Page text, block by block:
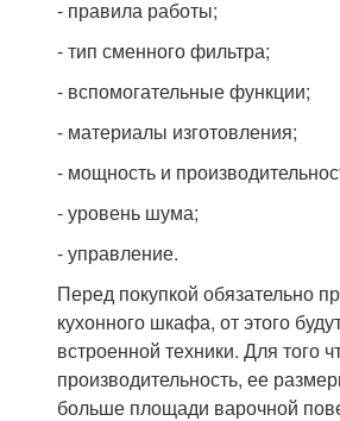
- правила работы;
- тип сменного фильтра;
- вспомогательные функции;
- материалы изготовления;
- мощность и
- уровень шума;
- управление.
Перед покупкой обязательно
кухонного шкафа, от этого
встроенной техники. Для того
производительность, ее
больше площади варочной